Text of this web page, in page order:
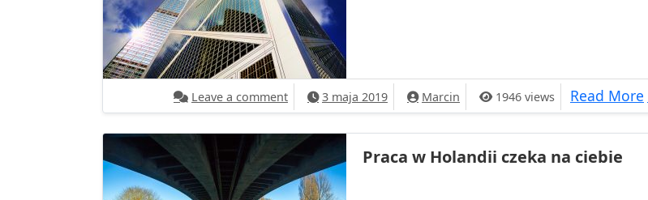
Leave a commenton Jedź do pracy niczym na wakacje
3 maja 2019 Marcin 1946 views Read More
Praca w Holandii czeka na ciebie